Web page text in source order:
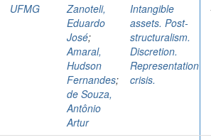
UFMG
Zanoteli,
Eduardo
José;
Amaral,
Hudson
Fernandes;
de Souza,
Antônio
Artur
Intangible
assets. Post-
structuralism.
Discretion.
Representation
crisis.